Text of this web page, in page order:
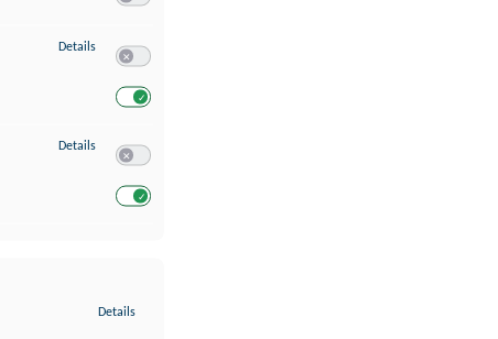
Details zu Analyse von Zielgruppen durch Statistiken oder Kombinationen von
Details zu Entwicklung und Verbesserung der Angebote
Details